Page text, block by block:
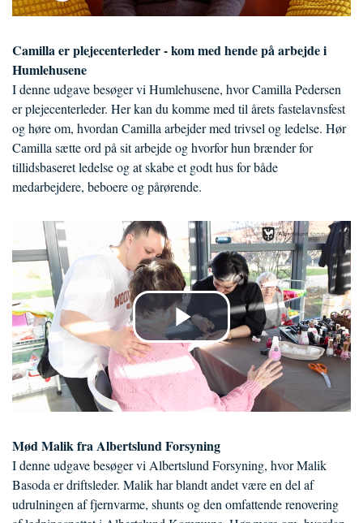
Camilla er plejecenterleder - kom med hende på arbejde i
Humlehusene
I denne udgave besøger vi Humlehusene, hvor Camilla Pedersen
er plejecenterleder. Her kan du komme med til årets fastelavnsfest
og høre om, hvordan Camilla arbejder med trivsel og ledelse. Hør
Camilla sætte ord på sit arbejde og hvorfor hun brænder for
tillidsbaseret ledelse og at skabe et godt hus for både
medarbejdere, beboere og pårørende.
Mød Malik fra Albertslund Forsyning
I denne udgave besøger vi Albertslund Forsyning, hvor Malik
Basoda er driftsleder. Malik har blandt andet være en del af
udrulningen af fjernvarme, shunts og den omfattende renovering